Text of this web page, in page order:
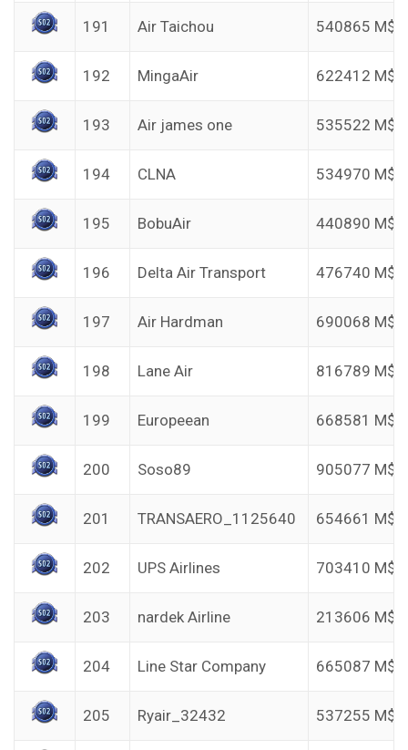
191 Air Taichou 540865 M$
192 MingaAir 622412 M$
193 Air james one 535522 M$
194 CLNA 534970 M$
195 BobuAir 440890 M$
196 Delta Air Transport 476740 M$
197 Air Hardman 690068 M$
198 Lane Air 816789 M$
199 Europeean 668581 M$
200 Soso89 905077 M$
201 TRANSAERO_1125640 654661 M$
202 UPS Airlines 703410 M$
203 nardek Airline 213606 M$
204 Line Star Company 665087 M$
205 Ryair_32432 537255 M$